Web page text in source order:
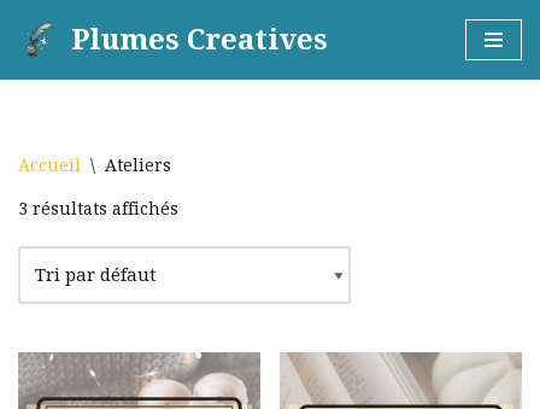
Plumes Creatives
Accueil \ Ateliers
3 résultats affichés